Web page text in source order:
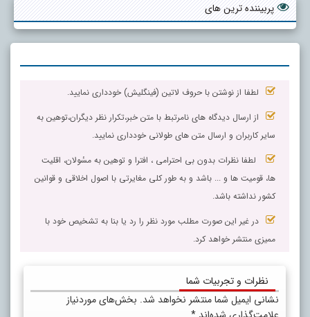
پربیننده ترین های
لطفا از نوشتن با حروف لاتین (فینگلیش) خودداری نمایید.
از ارسال دیدگاه های نامرتبط با متن خبر،تکرار نظر دیگران،توهین به
سایر کاربران و ارسال متن های طولانی خودداری نمایید.
لطفا نظرات بدون بی احترامی ، افترا و توهین به مسٔولان، اقلیت
ها، قومیت ها و ... باشد و به طور کلی مغایرتی با اصول اخلاقی و قوانین
کشور نداشته باشد.
در غیر این صورت مطلب مورد نظر را رد یا بنا به تشخیص خود با
ممیزی منتشر خواهد کرد.
نظرات و تجربیات شما
نشانی ایمیل شما منتشر نخواهد شد. بخش‌های موردنیاز